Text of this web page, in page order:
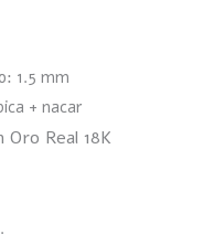
1.5 mm
+ nacar
Real 18K